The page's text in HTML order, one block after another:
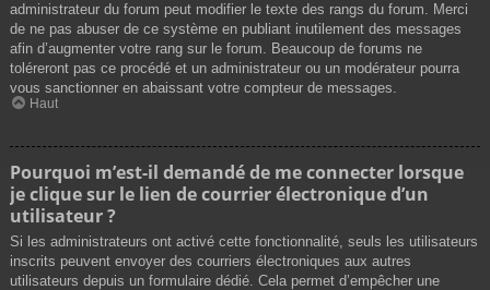
administrateur du forum peut modifier le texte des rangs du forum. Merci
de ne pas abuser de ce système en publiant inutilement des messages
afin d’augmenter votre rang sur le forum. Beaucoup de forums ne
toléreront pas ce procédé et un administrateur ou un modérateur pourra
vous sanctionner en abaissant votre compteur de messages.
Haut
Pourquoi m’est-il demandé de me connecter lorsque
je clique sur le lien de courrier électronique d’un
utilisateur ?
Si les administrateurs ont activé cette fonctionnalité, seuls les utilisateurs
inscrits peuvent envoyer des courriers électroniques aux autres
utilisateurs depuis un formulaire dédié. Cela permet d’empêcher une